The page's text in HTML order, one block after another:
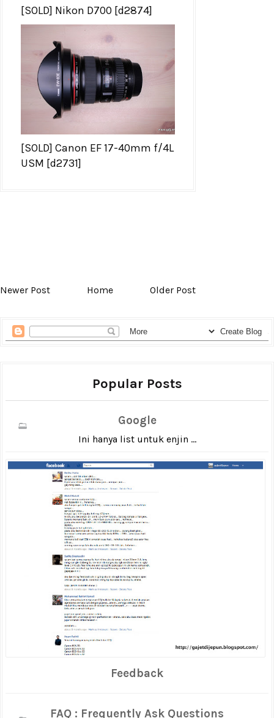
[SOLD] Nikon D700 [d2874]
[SOLD] Canon EF 17-40mm f/4L
USM [d2731]
Newer Post Home Older Post
Popular Posts
Google
Ini hanya list untuk enjin ...
Feedback
FAQ : Frequently Ask Questions